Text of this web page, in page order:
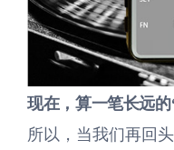
现在， 算一笔长远的
所以，当我们再回